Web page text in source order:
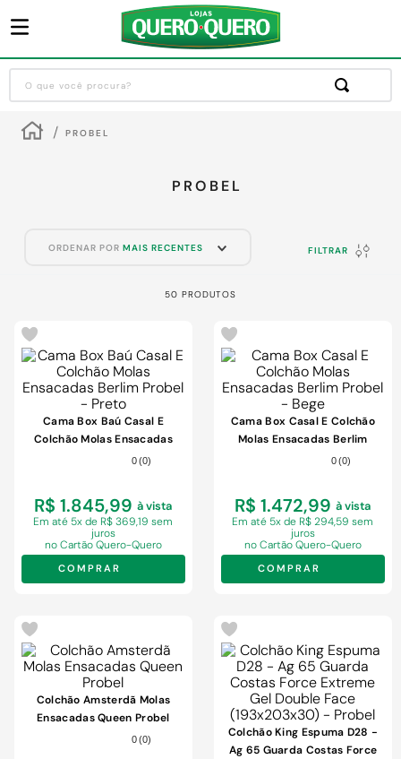
O que você procura?
PROBEL
PROBEL
ORDENAR POR MAIS RECENTES FILTRAR
50 PRODUTOS
Cama Box Baú Casal E
Colchão Molas Ensacadas
Berlim Probel - Preto
0 (0)
R$ 1.845,99 à vista
Ematé 5x de R$ 369,19 sem
juros
no Cartão Quero-Quero
COMPRAR
Cama Box Casal E Colchão
Molas Ensacadas Berlim
Probel - Bege
0 (0)
R$ 1.472,99 à vista
Ematé 5x de R$ 294,59 sem
juros
no Cartão Quero-Quero
COMPRAR
Colchão Amsterdã Molas
Ensacadas Queen Probel
0 (0)
Colchão King Espuma D28 -
Ag 65 Guarda Costas Force
Termos mais buscados
sofa
º
porta
chuveiro
º comoda